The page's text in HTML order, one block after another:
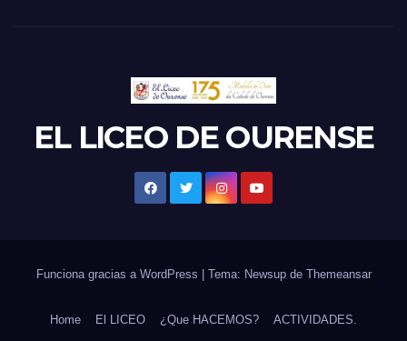
EL LICEO DE OURENSE
Funciona gracias a WordPress | Tema: Newsup de Themeansar
Home El LICEO ¿Que HACEMOS? ACTIVIDADES.